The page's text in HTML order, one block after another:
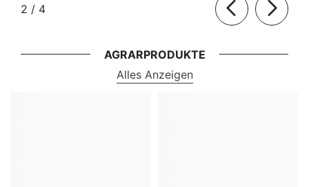
2 / von
4
AGRARPRODUKTE
Alles Anzeigen